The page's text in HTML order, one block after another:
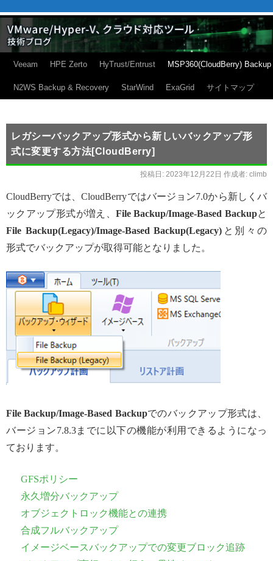
Veeam HPE Zerto HyTrust/Entrust MSP360(CloudBerry) Backup
N2WS Backup & Recovery StarWind ExaGrid サイトマップ
レガシーバックアップ形式から新しいバックアップ形
式に変更する方法[CloudBerry]
投稿日: 2023年12月22日 作成者: climb
CloudBerryでは、CloudBerryではバージョン7.0から新しくバ
ックアップ形式が増え、 File Backup/Image-Based Backupと
File Backup(Legacy)/Image-Based Backup(Legacy) と別々の
形式でバックアップが取得可能となりました。
File Backup/Image-Based Backupでのバックアップ形式は、
バージョン7.8.3までに以下の機能が利用できるようになっ
ております。
GFSポリシー
永久増分バックアップ
オブジェクトロック機能との連携
合成フルバックアップ
イメージベースバックアップでの変更ブロック追跡